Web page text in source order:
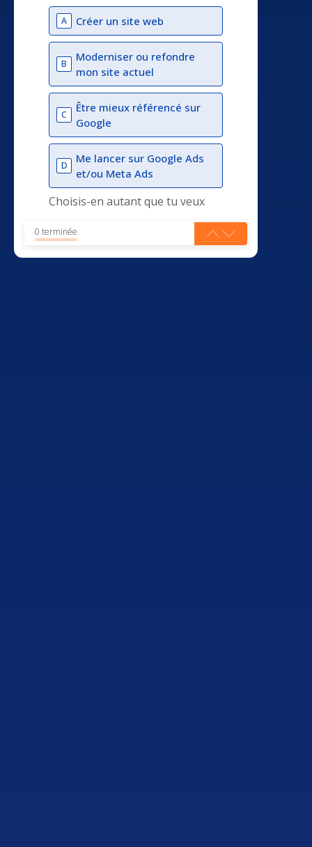
A Créer un site web
B
Moderniser ou refondre
mon site actuel
C
Être mieux référencé sur
Google
D
Me lancer sur Google Ads
et/ou Meta Ads
Choisis-en autant que tu veux
0 terminée